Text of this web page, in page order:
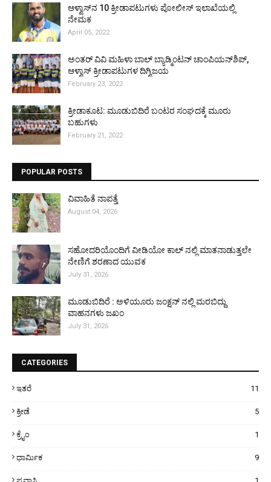
ಆಳ್ವಾಸ್‌ನ 10 ಕ್ರೀಡಾಪಟುಗಳು ಪೋಲೀಸ್ ಇಲಾಖೆಯಲ್ಲಿ
ನೇಮಕ
April 05, 2022
ಅಂತರ್ ವಿವಿ ಮಹಿಳಾ ಬಾಲ್ ಬ್ಯಾಡ್ಮಿಂಟನ್ ಚಾಂಪಿಯನ್‌ಶಿಪ್,
ಆಳ್ವಾಸ್ ಕ್ರೀಡಾಪಟುಗಳ ದಿಗ್ವಿಜಯ
February 23, 2022
ಕ್ರೀಡಾಕೂಟ: ಮೂಡುಬಿದಿರೆ ಬಂಟರ ಸಂಘದಕ್ಕೆ ಮೂರು
ಬಹುಗಳು
February 21, 2022
POPULAR POSTS
ವಿವಾಹಿತೆ ನಾಪತ್ತೆ
August 04, 2026
ಸಹೋದರಿಯೊಂದಿಗೆ ವೀಡಿಯೋ ಕಾಲ್ ನಲ್ಲಿ ಮಾತನಾಡುತ್ತಲೇ
ನೇಣಿಗೆ ಶರಣಾದ ಯುವಕ
July 31, 2026
ಮೂಡುಬಿದಿರೆ : ಅಳಿಯೂರು ಜಂಕ್ಷನ್ ನಲ್ಲಿ ಮರಬಿದ್ದು
ವಾಹನಗಳು ಜಖಂ
July 31, 2026
CATEGORIES
ಇತರೆ 11
ಕ್ರೀಡೆ 5
ಕ್ರೈಂ 1
ಧಾರ್ಮಿಕ 9